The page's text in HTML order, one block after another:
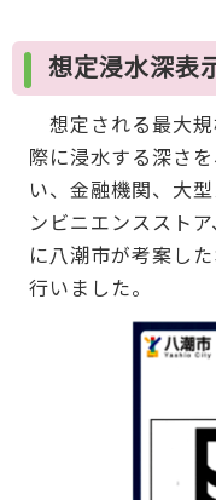
想定浸水深表
想定される最大
際に浸水する深さ
い、金融機関、大
ンビニエンススト
に八潮市が考案し
行いました。